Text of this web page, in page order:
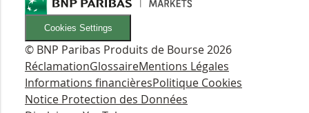
Cookies Settings
© BNP Paribas Produits de Bourse 2026
RéclamationGlossaireMentions Légales
Informations financièresPolitique Cookies
Notice Protection des Données